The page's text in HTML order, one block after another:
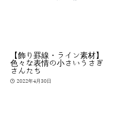
【飾り罫線・ライン素材】
色々な表情の小さいうさぎ
さんたち
2022年4月30日